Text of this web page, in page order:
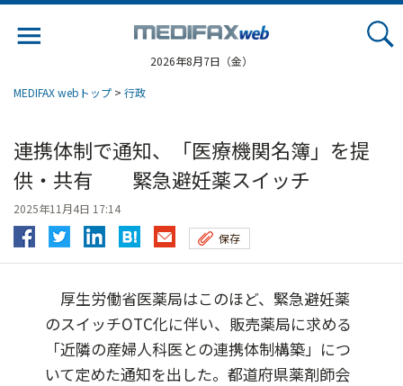
2026年8月7日（金）
MEDIFAX webトップ > 行政
連携体制で通知、「医療機関名簿」を提
供・共有 緊急避妊薬スイッチ
2025年11月4日 17:14
保存
厚生労働省医薬局はこのほど、緊急避妊薬
のスイッチOTC化に伴い、販売薬局に求める
「近隣の産婦人科医との連携体制構築」につ
いて定めた通知を出した。都道府県薬剤師会